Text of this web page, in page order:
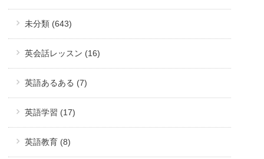
未分類 (643)
英会話レッスン (16)
英語あるある (7)
英語学習 (17)
英語教育 (8)